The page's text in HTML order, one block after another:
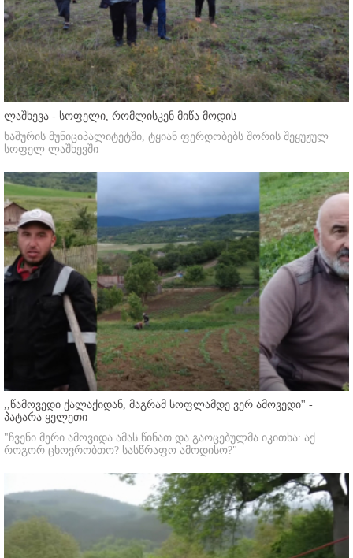
ლაშხევა - სოფელი, რომლისკენ მიწა მოდის
ხაშურის მუნიციპალიტეტში, ტყიან ფერდობებს შორის შეყუჟულ
სოფელ ლაშხევში
,,წამოვედი ქალაქიდან, მაგრამ სოფლამდე ვერ ამოვედი'' -
პატარა ყელეთი
"ჩვენი მერი ამოვიდა ამას წინათ და გაოცებულმა იკითხა: აქ
როგორ ცხოვრობთო? სასწრაფო ამოდისო?"